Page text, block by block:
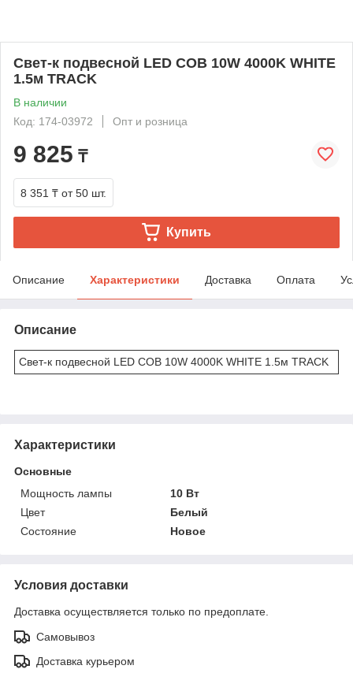
Свет-к подвесной LED COB 10W 4000K WHITE
1.5м TRACK
В наличии
Код: 174-03972
Опт и розница
9 825 ₸
8 351 ₸ от 50 шт.
Купить
Описание Характеристики Доставка Оплата
Описание
Свет-к подвесной LED COB 10W 4000K WHITE 1.5м TRACK
Характеристики
Основные
Мощность лампы
10 Вт
Цвет
Белый
Состояние
Новое
Условия доставки
Доставка осуществляется только по предоплате.
Самовывоз
Доставка курьером